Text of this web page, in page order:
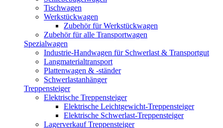
Tischwagen
Werkstückwagen
Zubehör für Werkstückwagen
Zubehör für alle Transportwagen
Spezialwagen
Industrie-Handwagen für Schwerlast & Transportgut
Langmaterialtransport
Plattenwagen & -ständer
Schwerlastanhänger
Treppensteiger
Elektrische Treppensteiger
Elektrische Leichtgewicht-Treppensteiger
Elektrische Schwerlast-Treppensteiger
Lagerverkauf Treppensteiger